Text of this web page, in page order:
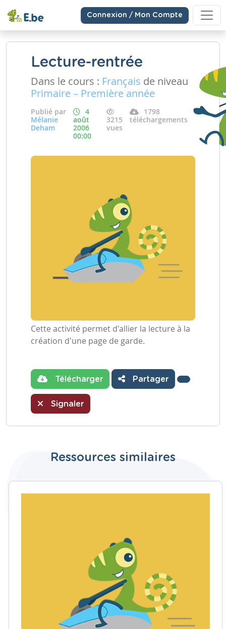
Connexion / Mon Compte
Lecture-rentrée
Dans le cours : Français de niveau
Primaire – Première année
Publié par
Mélanie
Deham
4
août
2006
00:00
3215
vues
1798
téléchargements
Cette activité permet d'allier la lecture à la
création d'une page de garde.
Télécharger Partager
Signaler
Ressources similaires